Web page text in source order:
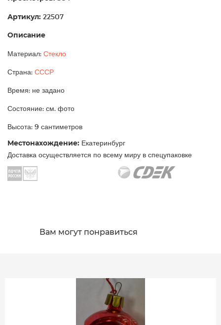
Артикул: 22507
Описание
Материал: Стекло
Страна: СССР
Время: не задано
Состояние: см. фото
Высота: 9 сантиметров
Местонахождение: Екатеринбург
Доставка осуществляется по всему миру в спецупаковке
Вам могут понравиться